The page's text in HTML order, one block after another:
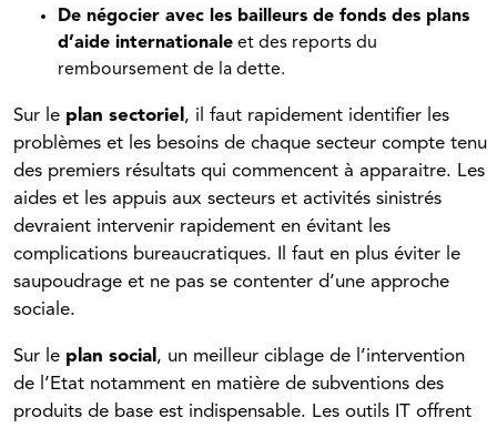
De négocier avec les bailleurs de fonds des plans
d’aide internationale et des reports du
remboursement de la dette.
Sur le plan sectoriel , il faut rapidement identifier les
problèmes et les besoins de chaque secteur compte tenu
des premiers résultats qui commencent à apparaitre. Les
aides et les appuis aux secteurs et activités sinistrés
devraient intervenir rapidement en évitant les
complications bureaucratiques. Il faut en plus éviter le
saupoudrage et ne pas se contenter d’une approche
sociale.
Sur le plan social , un meilleur ciblage de l’intervention
de l’Etat notamment en matière de subventions des
produits de base est indispensable. Les outils IT offrent